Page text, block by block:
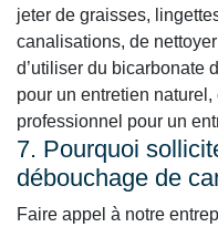
jeter de graisses,
canalisations, de
d’utiliser du bicarbonate
pour un entretien
professionnel pour un
7. Pourquoi
débouchage de
Faire appel à notre